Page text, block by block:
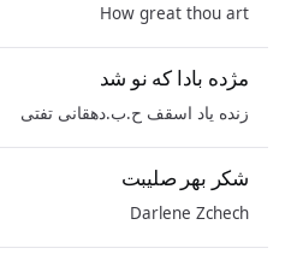
How great thou art
مژده بادا که نو شد
زنده یاد اسقف ح.ب.دهقانی تفتی
شکر بهر صلیبت
Darlene Zchech